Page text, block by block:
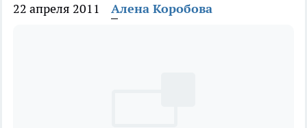
22 апреля 2011 Алена Коробова